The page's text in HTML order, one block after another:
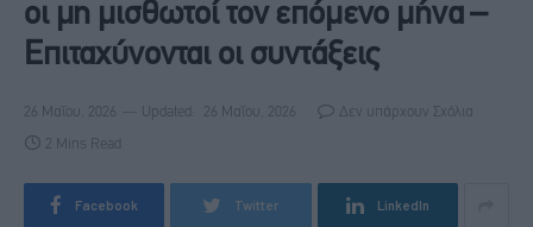
οι μη μισθωτοί τον επόμενο μήνα –
Επιταχύνονται οι συντάξεις
26 Μαΐου, 2026 Updated: 26 Μαΐου, 2026 Δεν υπάρχουν Σχόλια
2 Mins Read
Facebook Twitter LinkedIn